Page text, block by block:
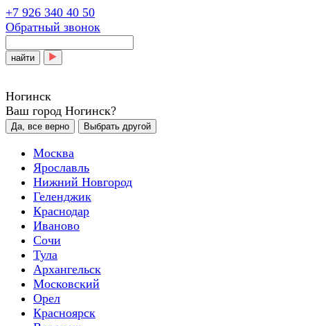
+7 926 340 40 50
Обратный звонок
найти
Ногинск
Ваш город Ногинск?
Да, все верно Выбрать другой
Москва
Ярославль
Нижний Новгород
Геленджик
Краснодар
Иваново
Сочи
Тула
Архангельск
Московский
Орел
Красноярск